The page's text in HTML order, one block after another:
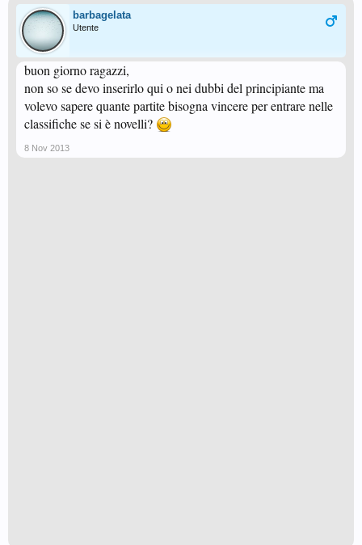
barbagelata
Utente
buon giorno ragazzi,
non so se devo inserirlo qui o nei dubbi del principiante ma
volevo sapere quante partite bisogna vincere per entrare nelle
classifiche se si è novelli?
8 Nov 2013